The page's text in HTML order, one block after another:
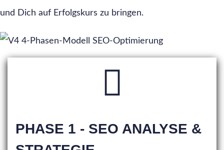
und Dich auf Erfolgskurs zu bringen.
PHASE 1 - SEO ANALYSE &